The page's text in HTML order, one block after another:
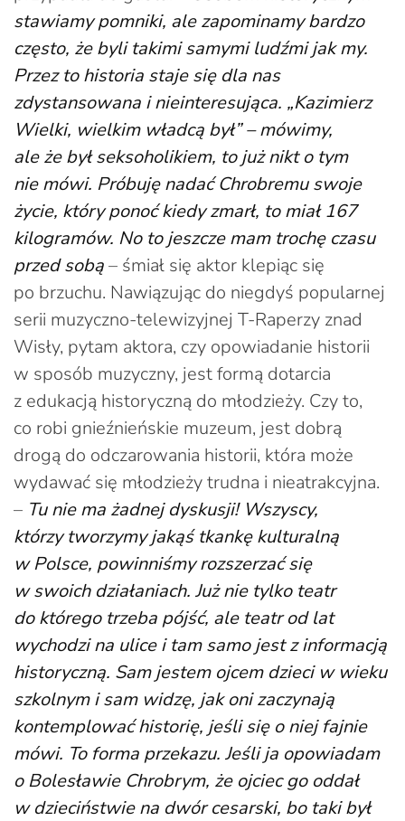
stawiamy pomniki, ale zapominamy bardzo
często, że byli takimi samymi ludźmi jak my.
Przez to historia staje się dla nas
zdystansowana i nieinteresująca. „Kazimierz
Wielki, wielkim władcą był” – mówimy,
ale że był seksoholikiem, to już nikt o tym
nie mówi. Próbuję nadać Chrobremu swoje
życie, który ponoć kiedy zmarł, to miał 167
kilogramów. No to jeszcze mam trochę czasu
przed sobą– śmiał się aktor klepiąc się
po brzuchu. Nawiązując do niegdyś popularnej
serii muzyczno-telewizyjnej T-Raperzy znad
Wisły, pytam aktora, czy opowiadanie historii
w sposób muzyczny, jest formą dotarcia
z edukacją historyczną do młodzieży. Czy to,
co robi gnieźnieńskie muzeum, jest dobrą
drogą do odczarowania historii, która może
wydawać się młodzieży trudna i nieatrakcyjna.
– Tu nie ma żadnej dyskusji! Wszyscy,
którzy tworzymy jakąś tkankę kulturalną
w Polsce, powinniśmy rozszerzać się
w swoich działaniach. Już nie tylko teatr
do którego trzeba pójść, ale teatr od lat
wychodzi na ulice i tam samo jest z informacją
historyczną. Sam jestem ojcem dzieci w wieku
szkolnym i sam widzę, jak oni zaczynają
kontemplować historię, jeśli się o niej fajnie
mówi. To forma przekazu. Jeśli ja opowiadam
o Bolesławie Chrobrym, że ojciec go oddał
w dzieciństwie na dwór cesarski, bo taki był